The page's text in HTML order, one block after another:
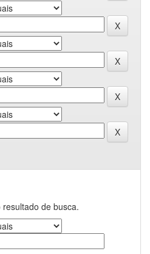
de busca.